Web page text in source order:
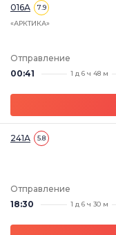
016А 7.9
«АРКТИКА»
Отправление
00:41
1 д 6 ч 48 м
241А 5.8
Отправление
18:30
1 д 6 ч 30 м